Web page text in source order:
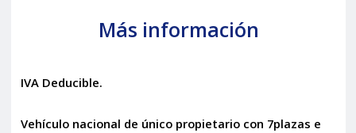
Más información
IVA Deducible.
Vehículo nacional de único propietario con 7plazas e